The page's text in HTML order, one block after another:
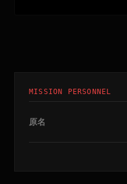
MISSION PERSONNEL
原名